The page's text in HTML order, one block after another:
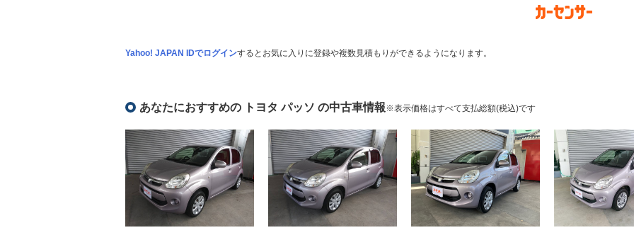
Yahoo! JAPAN IDでログインするとお気に入りに登録や複数見積もりができるようになります。
あなたにおすすめの トヨタ パッソ の中古車情報※表示価格はすべて支払総額(税込)です